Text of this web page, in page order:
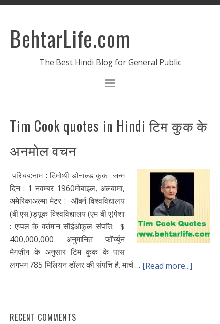
BehtarLife.com
The Best Hindi Blog for General Public
Tim Cook quotes in Hindi टिम कुक के
अनमोल वचन
परिचय:नाम : टिमोथी डोनाल्ड कुक जन्म
दिन : 1 नवम्बर 1960मोबाइल, अलबामा,
अमेरिकाअल्मा मेटर : ऑबर्न विश्वविद्यालय
(बी.एस.)ड्यूक विश्वविद्यालय (एम बी ए)पेशा
: एप्पल के वर्तमान सीईओकुल संपत्ति: $
400,000,000 अनुमानित फॉर्च्यून
मैगज़ीन के अनुसार टिम कुक के पास
लगभग 785 मिलियन डॉलर की संपत्ति है. मार्च … [Read more...]
RECENT COMMENTS